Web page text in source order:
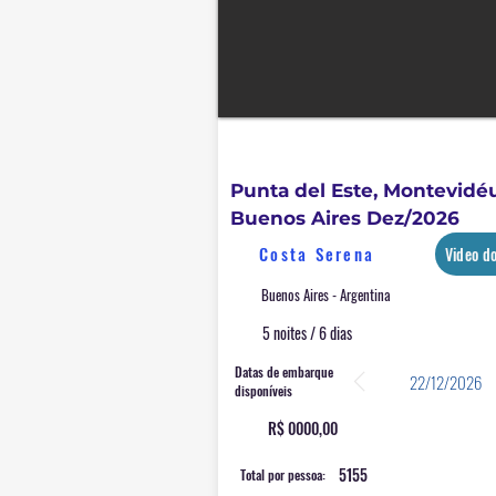
Punta del Este,
Buenos Aires Dez/2026
Costa Serena Video
Buenos Aires - Argentina
5 noites / 6 dias
Datas de embarque
disponíveis
22/12/2026
R$ 0000,00
Total por pessoa: 5155